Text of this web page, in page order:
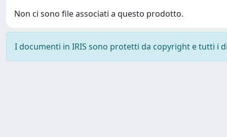
Non ci sono file associati a questo prodotto.
I documenti in IRIS sono protetti da copyright e tutti i